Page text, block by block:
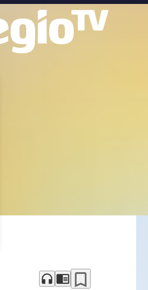
headphones chrome_reader_mode bookmark_border